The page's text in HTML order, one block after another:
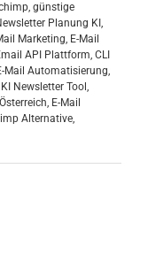
, günstige
Planung KI ,
Marketing, E-Mail
API Plattform, CLI
Mail Automatisierung,
KI Newsletter Tool ,
, E-Mail
Alternative,